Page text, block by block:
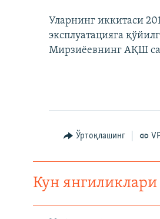
Уларнинг иккитаси
эксплуатацияга
Мирзиëевнинг АҚШ
Ўртоқлашинг
Кун янгиликлари